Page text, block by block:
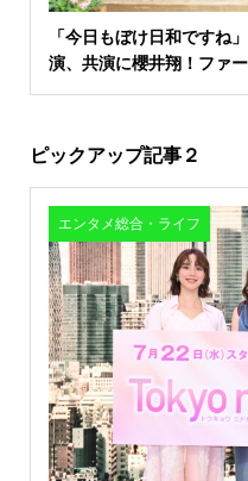
「今日もぼけ日和ですね
演、共演に櫻井翔！ファ
ピックアップ記事２
エンタメ総合・ライフ